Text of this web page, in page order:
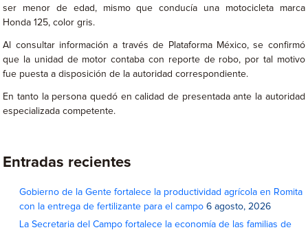
ser menor de edad, mismo que conducía una motocicleta marca
Honda 125, color gris.
Al consultar información a través de Plataforma México, se confirmó
que la unidad de motor contaba con reporte de robo, por tal motivo
fue puesta a disposición de la autoridad correspondiente.
En tanto la persona quedó en calidad de presentada ante la autoridad
especializada competente.
Entradas recientes
Gobierno de la Gente fortalece la productividad agrícola en Romita
con la entrega de fertilizante para el campo 6 agosto, 2026
La Secretaria del Campo fortalece la economía de las familias de